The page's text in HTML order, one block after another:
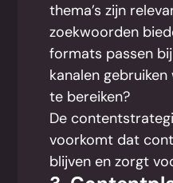
thema’s zijn
zoekwoorden
formats passen
kanalen
te bereiken?
De
voorkomt dat
blijven en zorgt